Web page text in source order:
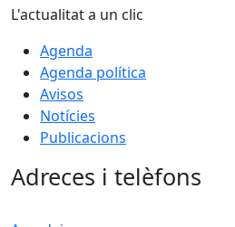
L'actualitat a un clic
Agenda
Agenda política
Avisos
Notícies
Publicacions
Adreces i telèfons